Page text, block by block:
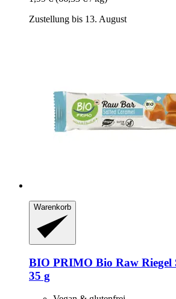
Zustellung bis 13. August
Warenkorb
BIO PRIMO Bio Raw Riegel
35 g